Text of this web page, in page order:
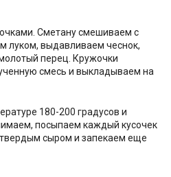
Сметану смешиваем с
луком, выдавливаем чеснок,
перец. Кружочки
смесь и выкладываем на
180-200 градусов и
посыпаем каждый кусочек
сыром и запекаем еще